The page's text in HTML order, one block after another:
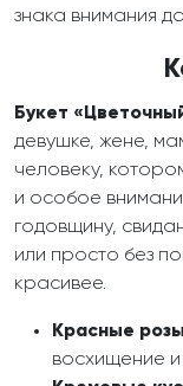
знака внимания
Букет
девушке, жене,
человеку,
и особое
годовщину,
или просто без
красивее.
Красные розы
восхищение